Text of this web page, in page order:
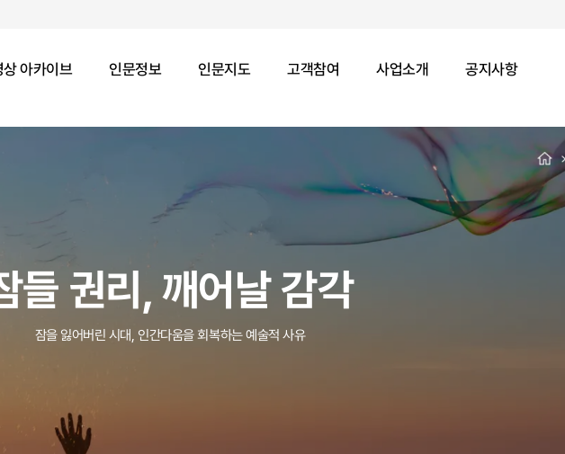
상 아카이브 인문정보 인문지도 고객참여 사업소개 공지사항
들 권리, 깨어날 감각
잠을 잃어버린 시대, 인간다움을 회복하는 예술적 사유